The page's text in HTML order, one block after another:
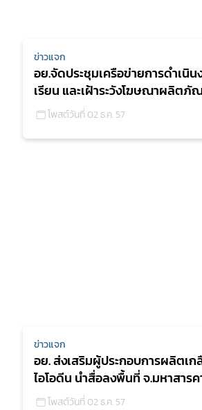
ข่าวแจก
อย.จัดประชุมเครือข่ายการดำเนิน
เรียน และเฝ้าระวังโฆษณาผลิต
สร้างความเข้มแข็ง
โพสต์วันที่ 02 ธ.ค. 57
ข่าวแจก
อย. ส่งเสริมผู้ประกอบการผลิตเก
ไอโอดีน นำสื่อลงพื้นที่ จ.มหาสาร
เกลือบริโภคที่ผลิตจ
โพสต์วันที่ 02 ธ.ค. 57